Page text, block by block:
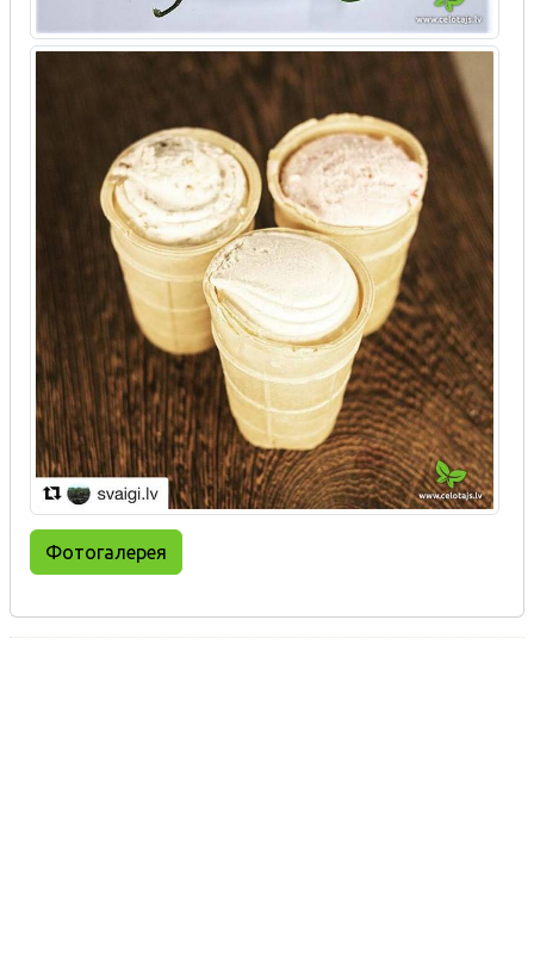
Фотогалерея